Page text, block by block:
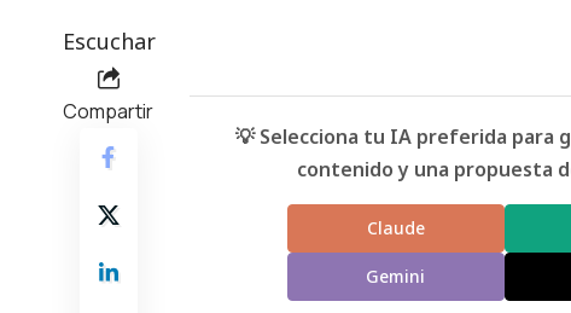
Escuchar
Compartir
💡 Selecciona tu IA preferida para
contenido y una propuesta
Claude
Gemini